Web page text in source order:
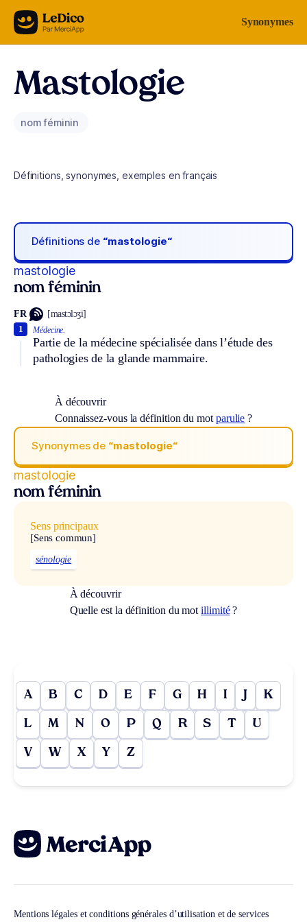
Aller au contenu Synonymes
Mastologie
nom féminin
Définitions, synonymes, exemples en français
Définitions de “mastologie“
mastologie
nom féminin
FR [mastɔlɔʒi]
Médecine.
Partie de la médecine spécialisée dans l’étude des
pathologies de la glande mammaire.
1
À découvrir
Connaissez-vous la définition du mot parulie ?
Synonymes de “mastologie“
mastologie
nom féminin
Sens principaux
[Sens commun]
sénologie
À découvrir
Quelle est la définition du motillimité?
A B C D E F G H I J K
L M N O P Q R S T U
V W X Y Z
Mentions légales et conditions générales d’utilisation et de services